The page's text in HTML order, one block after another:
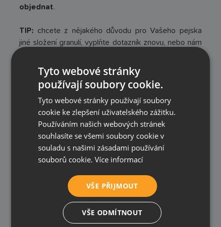
objednat.
TIP: chcete z nějakého důvodu pro Vašeho pejska
jiné složení granulí, vyplňte dotazník znovu, nebo nám
Facebook.Tyto webové stránky
používají soubory cookie.
Tyto webové stránky používají soubory
cookie ke zlepšení uživatelského zážitku.
Používáním našich webových stránek
souhlasíte se všemi soubory cookie v
souladu s našimi zásadami používání
souborů cookie.Více informací
VŠE PŘIJMOUT
VŠE ODMÍTNOUT